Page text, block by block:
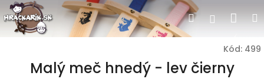
Prejsť
na
obsah
Hľadať
Kód: 499
Malý meč hnedý - lev čierny